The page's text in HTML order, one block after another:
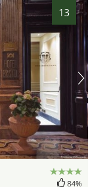
13
84%